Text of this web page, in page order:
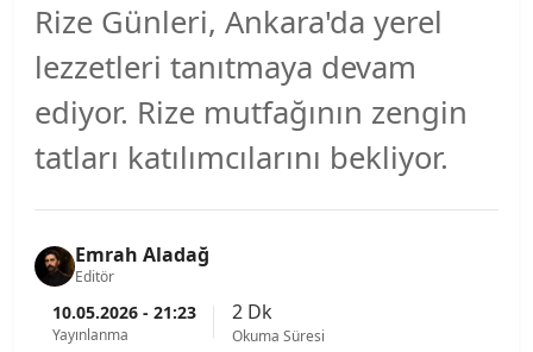
Rize Günleri, Ankara'da yerel
lezzetleri tanıtmaya devam
ediyor. Rize mutfağının zengin
tatları katılımcılarını bekliyor.
Emrah Aladağ
Editör
10.05.2026 - 21:23
Yayınlanma
2 Dk
Okuma Süresi